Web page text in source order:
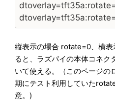
縦表示の場合 rotate=0、横
ると、ラズパイの本体コネク
いて使える。（このページの
期にテスト利用していた
意。)